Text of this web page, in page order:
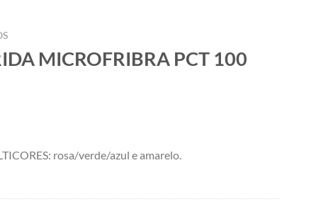
MICROFRIBRA PCT 100
rosa/verde/azul e amarelo.